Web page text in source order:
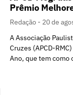
Prêmio
Redação
20 de
A Associação
Cruzes (APCD-
Ano, que tem